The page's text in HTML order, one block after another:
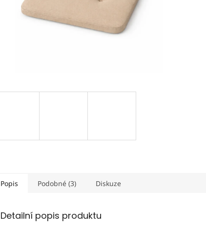
Popis Podobné (3) Diskuze
Detailní popis produktu